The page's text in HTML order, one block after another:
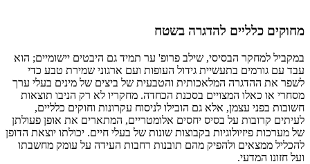
מחוקים כלליים להדגרה בשטח
במקביל למחקר הבסיסי, שילב פרופ' ער תמיד גם היבטים יישומיים; הוא
עבד עם גורמים בתעשיית גידול העופות ועם ארגוני שמירת טבע כדי
לשפר את ההדגרה המלאכותית והטבעית של ביצים של מינים בעלי ערך
מסחרי או כאלו המצויים בסכנת הכחדה. מחקריו לא רק הניבו תוצאות
חשובות בפני עצמן, אלא גם הובילו לניסוח עקרונות וחוקים כלליים,
לעיתים קרובות על בסיס יחסים אלומטריים, המתארים את אופן פעולתן
של מערכות פיזיולוגיות בקבוצות שונות של בעלי חיים. יכולתו יוצאת הדופן
להכליל ממצאים ולהפיק מהם תובנות רחבות העידה על עומק מחשבתו
ועל חזונו המדעי.